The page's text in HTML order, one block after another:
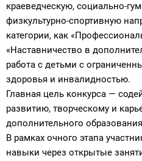
краеведческую, социально-
физкультурно-спортивную
категории, как
«Наставничество в
работа с детьми с
здоровья и инвалидностью.
Главная цель конкурса —
развитию, творческому и
дополнительного
В рамках очного этапа
навыки через открытые